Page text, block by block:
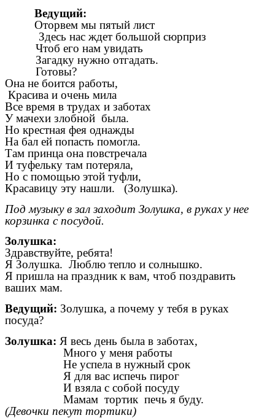
Ведущий:
Оторвем мы пятый лист
Здесь нас ждет большой сюрприз
Чтоб его нам увидать
Загадку нужно отгадать.
Готовы?
Она не боится работы,
Красива и очень мила
Все время в трудах и заботах
У мачехи злобной была.
Но крестная фея однажды
На бал ей попасть помогла.
Там принца она повстречала
И туфельку там потеряла,
Но с помощью этой туфли,
Красавицу эту нашли. (Золушка).
Под музыку в зал заходит Золушка, в руках у нее
корзинка с посудой.
Золушка:
Здравствуйте, ребята!
Я Золушка. Люблю тепло и солнышко.
Я пришла на праздник к вам, чтоб поздравить
ваших мам.
Ведущий: Золушка, а почему у тебя в руках
посуда?
Золушка: Я весь день была в заботах,
Много у меня работы
Не успела в нужный срок
Я для вас испечь пирог
И взяла с собой посуду
Мамам тортик печь я буду.
(Девочки пекут тортики)